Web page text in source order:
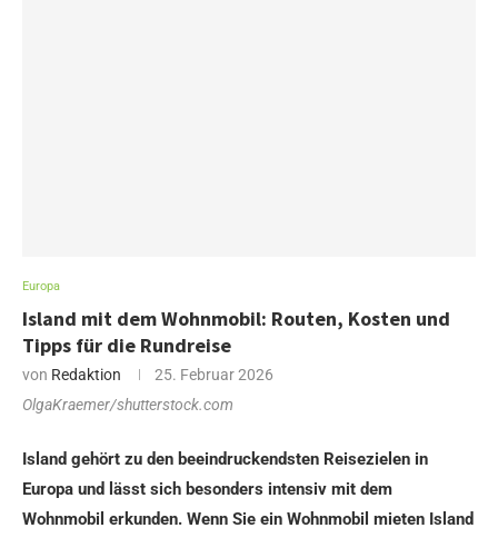
Europa
Island mit dem Wohnmobil: Routen, Kosten und
Tipps für die Rundreise
von Redaktion
25. Februar 2026
OlgaKraemer/shutterstock.com
Island gehört zu den beeindruckendsten Reisezielen in
Europa und lässt sich besonders intensiv mit dem
Wohnmobil erkunden. Wenn Sie ein Wohnmobil mieten Island